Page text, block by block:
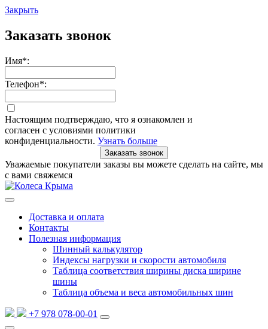
Закрыть
Заказать звонок
Имя*:
Телефон*:
Настоящим подтверждаю, что я ознакомлен и
согласен с условиями политики
конфиденциальности. Узнать больше
Заказать звонок
Уважаемые покупатели заказы вы можете сделать на сайте, мы
с вами свяжемся
Доставка и оплата
Контакты
Полезная информация
Шинный калькулятор
Индексы нагрузки и скорости автомобиля
Таблица соответствия ширины диска ширине
шины
Таблица объема и веса автомобильных шин
+7 978 078-00-01